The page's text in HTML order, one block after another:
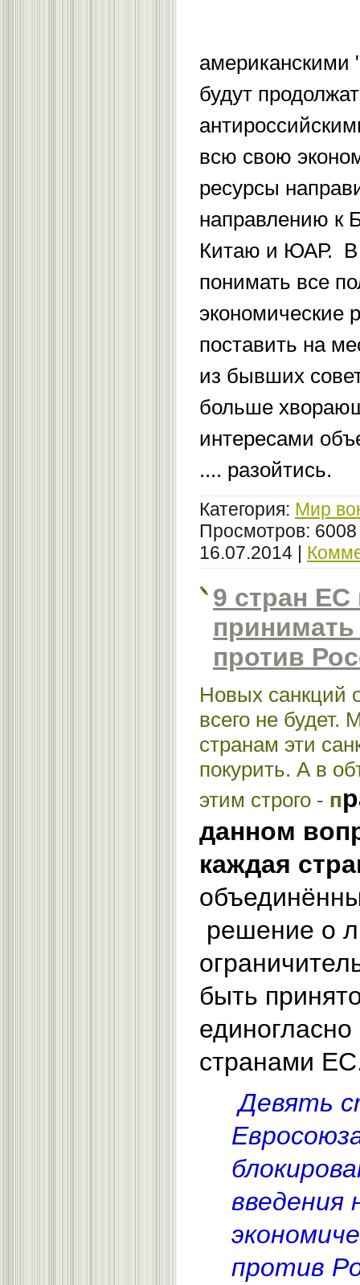
американскими
будут
всю свою
ресурсы
направлению к
Китаю и ЮАР. В
понимать все
экономические
поставить на
из бывших
больше
интересами
.... разойтись.
Категория: Мир
Просмотров:
16.07.2014
9 стран ЕС
против
Новых санкций
всего не
странам эти
покурить. А в
этим строго - п
данном
каждая
решение о
быть
странами
Девять
введения
против